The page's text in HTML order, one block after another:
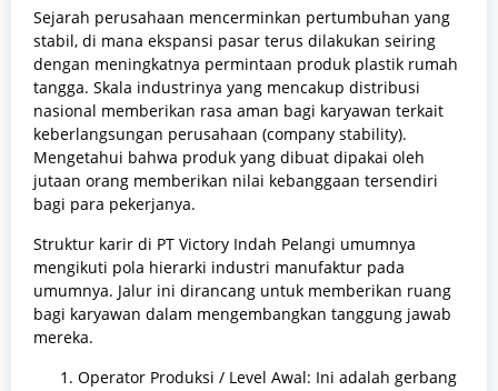
Sejarah perusahaan mencerminkan pertumbuhan yang
stabil, di mana ekspansi pasar terus dilakukan seiring
dengan meningkatnya permintaan produk plastik rumah
tangga. Skala industrinya yang mencakup distribusi
nasional memberikan rasa aman bagi karyawan terkait
keberlangsungan perusahaan (company stability).
Mengetahui bahwa produk yang dibuat dipakai oleh
jutaan orang memberikan nilai kebanggaan tersendiri
bagi para pekerjanya.
Struktur karir di PT Victory Indah Pelangi umumnya
mengikuti pola hierarki industri manufaktur pada
umumnya. Jalur ini dirancang untuk memberikan ruang
bagi karyawan dalam mengembangkan tanggung jawab
mereka.
Operator Produksi / Level Awal: Ini adalah gerbang